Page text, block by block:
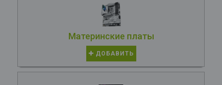
Материнские платы
ДОБАВИТЬ